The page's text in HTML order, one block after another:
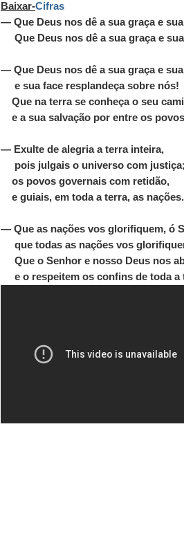
Baixar-Cifras
— Que Deus nos dê a sua graça e
Que Deus nos dê a sua graça e
— Que Deus nos dê a sua graça e
e sua face resplandeça sobre nós!
Que na terra se conheça o seu
e a sua salvação por entre os
— Exulte de alegria a terra inteira,
pois julgais o universo com
os povos governais com retidão,
e guiais, em toda a terra, as nações.
— Que as nações vos glorifiquem, ó
que todas as nações vos
Que o Senhor e nosso Deus nos
e o respeitem os confins de toda a